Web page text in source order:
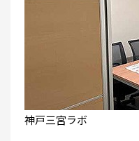
神戸三宮ラボ